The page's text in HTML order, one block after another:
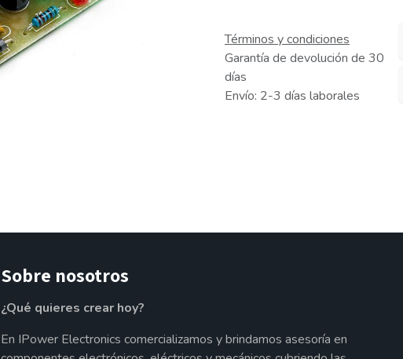
Términos y condiciones
Garantía de devolución de 30
días
Envío: 2-3 días laborales
Sobre nosotros
¿Qué quieres crear hoy?
En IPower Electronics comercializamos y brindamos asesoría en